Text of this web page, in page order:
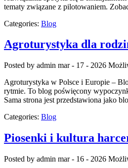
tematy związane z pilotowaniem.
Categories: Blog
Agroturystyka dla
Posted by admin mar - 17 - 2026
Agroturystyka w Polsce i Europie –
rytmie. To blog poświęcony
Sama strona jest przedstawiona jako
Categories: Blog
Piosenki i kultura
Posted by admin mar - 16 - 2026